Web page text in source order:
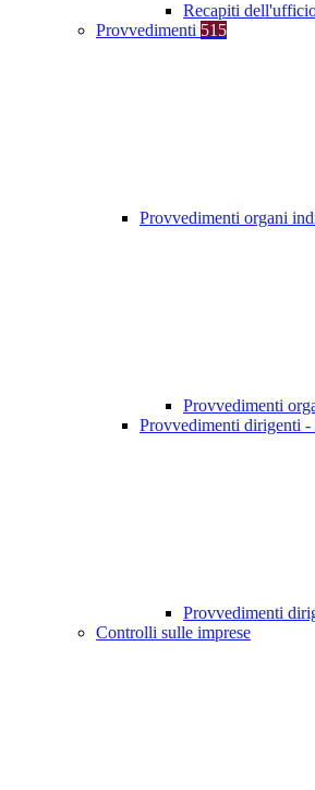
Recapiti
Provvedimenti 515
Provvedimenti organi
Provvedimenti
Provvedimenti dirigenti -
Provvedimenti
Controlli sulle imprese